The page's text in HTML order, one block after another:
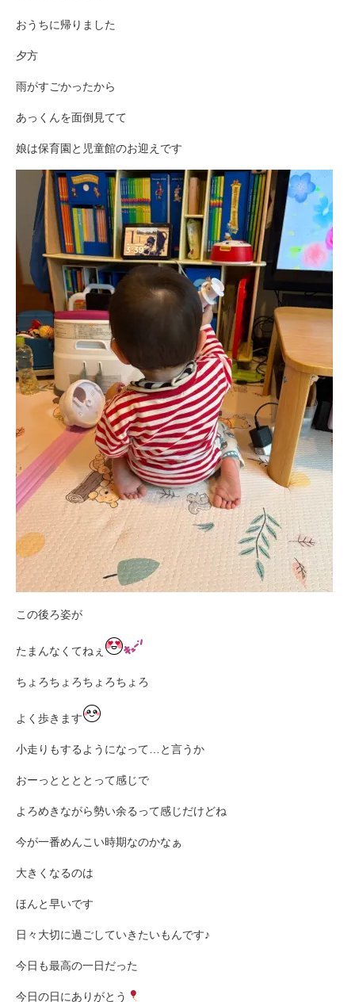
おうちに帰りました
夕方
雨がすごかったから
あっくんを面倒見てて
娘は保育園と児童館のお迎えです
この後ろ姿が
たまんなくてねぇ
ちょろちょろちょろちょろ
よく歩きます
小走りもするようになって…と言うか
おーっととととって感じで
よろめきながら勢い余るって感じだけどね
今が一番めんこい時期なのかなぁ
大きくなるのは
ほんと早いです
日々大切に過ごしていきたいもんです♪
今日も最高の一日だった
今日の日にありがとう